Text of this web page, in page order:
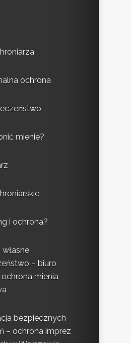
ochrona
mienie?
i ochrona?
– biuro
mienia
bezpiecznych
– ochrona imprez